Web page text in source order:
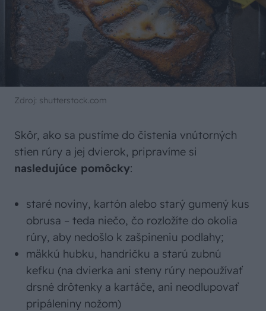
Zdroj: shutterstock.com
Skôr, ako sa pustíme do čistenia vnútorných
stien rúry a jej dvierok, pripravíme si
nasledujúce pomôcky:
staré noviny, kartón alebo starý gumený kus
obrusa – teda niečo, čo rozložíte do okolia
rúry, aby nedošlo k zašpineniu podlahy;
mäkkú hubku, handričku a starú zubnú
kefku (na dvierka ani steny rúry nepoužívať
drsné drôtenky a kartáče, ani neodlupovať
pripáleniny nožom)